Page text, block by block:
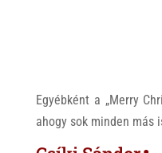
Egyébként a „Merry
ahogy sok minden más